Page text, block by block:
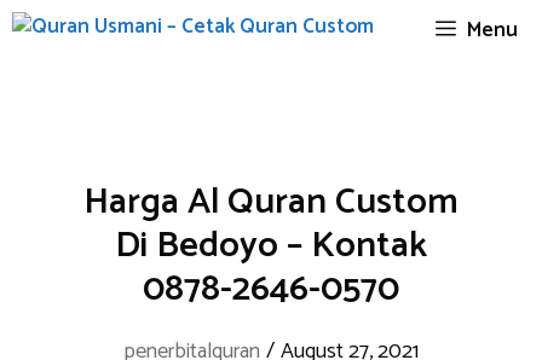
Skip
Menu
Harga Al Quran Custom
Di Bedoyo – Kontak
0878-2646-0570
penerbitalquran /August 27, 2021